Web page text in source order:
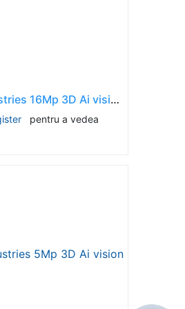
Robot Industries 16Mp 3D Ai vision system
pentru a vedea